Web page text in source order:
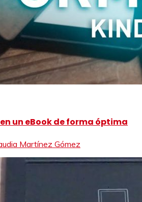
un eBook de forma óptima
Martínez Gómez